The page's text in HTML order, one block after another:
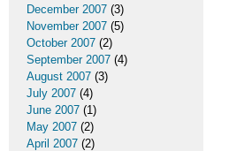
December 2007 (3)
November 2007 (5)
October 2007 (2)
September 2007 (4)
August 2007 (3)
July 2007 (4)
June 2007 (1)
May 2007 (2)
April 2007 (2)